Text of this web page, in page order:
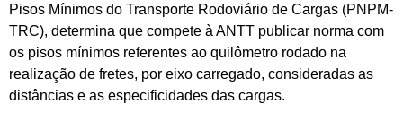
Pisos Mínimos do Transporte Rodoviário de Cargas (PNPM-
TRC), determina que compete à ANTT publicar norma com
os pisos mínimos referentes ao quilômetro rodado na
realização de fretes, por eixo carregado, consideradas as
distâncias e as especificidades das cargas.